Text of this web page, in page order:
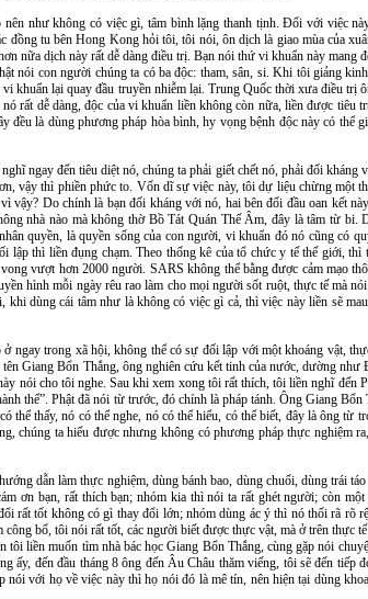
như không có việc gì, tâm bình lặng thanh tịnh. Đối với việc
tu bên Hong Kong hỏi tôi, tôi nói, ôn dịch là giao mùa của
nữa dịch này rất dễ dàng điều trị. Bạn nói thứ vi khuẩn này mang
nói con người chúng ta có ba độc: tham, sân, si. Khi tôi giảng
khuẩn lại quay đầu truyền nhiễm lại. Trung Quốc thời xưa điều trị
rất dễ dàng, độc của vi khuẩn liền không còn nữa, liền được tiêu
là dùng phương pháp hòa bình, hy vọng bệnh độc này có thể
ngay đến tiêu diệt nó, chúng ta phải giết chết nó, phải đối kháng
vậy thì phiền phức to. Vốn dĩ sự việc này, tôi dự liệu chừng một
Do chính là bạn đối kháng với nó, hai bên đối đầu oan kết
nhà nào mà không thờ Bồ Tát Quán Thế Âm, đây là tâm từ bi.
quyền, là quyền sống của con người, vi khuẩn đó nó cũng có
lập thì liền đụng chạm. Theo thống kê của tổ chức y tế thế giới, thì
vượt hơn 2000 người. SARS không thể bằng được cảm mạo
hình mỗi ngày rêu rao làm cho mọi người sốt ruột, thực tế mà
dùng cái tâm như là không có việc gì cả, thì việc này liền sẽ
ngay trong xã hội, không thể có sự đối lập với một khoáng vật,
Giang Bổn Thắng, ông nghiên cứu kết tinh của nước, dường như
nói cho tôi nghe. Sau khi xem xong tôi rất thích, tôi liền nghĩ đến
thể”. Phật đã nói từ trước, đó chính là pháp tánh. Ông Giang Bổn
thể thấy, nó có thể nghe, nó có thể hiểu, có thể biết, đây là ông từ
chúng ta hiểu được nhưng không có phương pháp thực nghiệm
dẫn làm thực nghiệm, dùng bánh bao, dùng chuối, dùng trái
ơn bạn, rất thích bạn; nhóm kia thì nói ta rất ghét người; còn
rất tốt không có gì thay đổi lớn; nhóm dùng ác ý thì nó thối rã rõ
bố, tôi nói rất tốt, các người biết được thực vật, mà ở trên thực
tôi liền muốn tìm nhà bác học Giang Bổn Thắng, cùng gặp nói
ấy, đến đầu tháng 8 ông đến Âu Châu thăm viếng, tôi sẽ đến tiếp
với họ về việc này thì họ nói đó là mê tín, nên hiện tại dùng